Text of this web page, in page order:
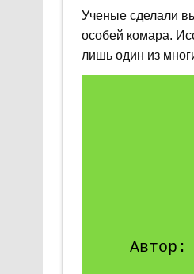
Ученые сделали
особей комара.
лишь один из
Автор: